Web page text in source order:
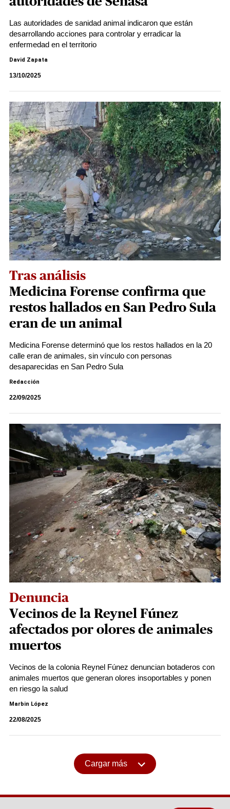
Las autoridades de sanidad animal indicaron que están
desarrollando acciones para controlar y erradicar la
enfermedad en el territorio
David Zapata
13/10/2025
Tras análisis
Medicina Forense confirma que
restos hallados en San Pedro Sula
eran de un animal
Medicina Forense determinó que los restos hallados en la 20
calle eran de animales, sin vínculo con personas
desaparecidas en San Pedro Sula
Redacción
22/09/2025
Denuncia
Vecinos de la Reynel Fúnez
afectados por olores de animales
muertos
Vecinos de la colonia Reynel Fúnez denuncian botaderos con
animales muertos que generan olores insoportables y ponen
en riesgo la salud
Marbin López
22/08/2025
Cargar más